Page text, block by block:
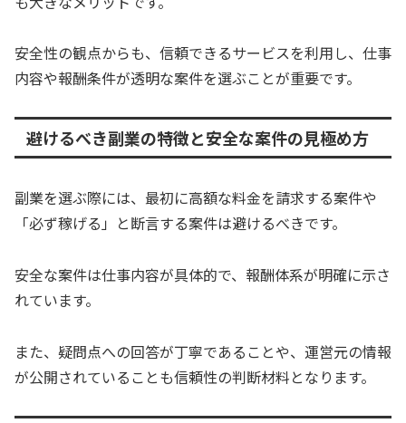
安全性の観点からも、信頼できるサービスを利用し、仕事
内容や報酬条件が透明な案件を選ぶことが重要です。
避けるべき副業の特徴と安全な案件の見極め方
副業を選ぶ際には、最初に高額な料金を請求する案件や
「必ず稼げる」と断言する案件は避けるべきです。
安全な案件は仕事内容が具体的で、報酬体系が明確に示さ
れています。
また、疑問点への回答が丁寧であることや、運営元の情報
が公開されていることも信頼性の判断材料となります。